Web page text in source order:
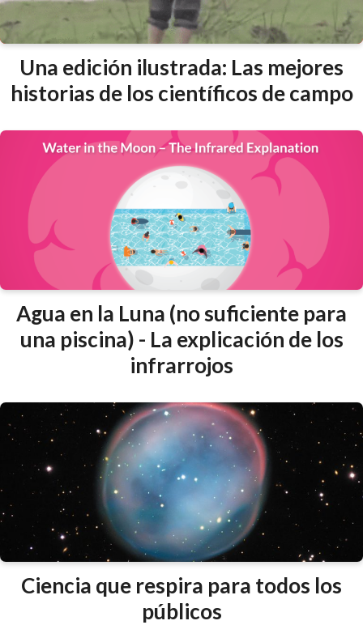
Una edición ilustrada: Las mejores
historias de los científicos de campo
Agua en la Luna (no suficiente para
una piscina) - La explicación de los
infrarrojos
Ciencia que respira para todos los
públicos